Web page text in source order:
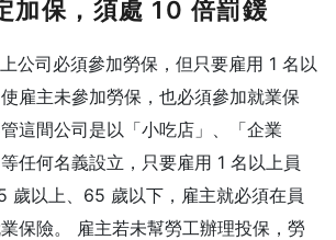
加保，須處 10 倍罰鍰
公司必須參加勞保，但只要雇用 1 名以
雇主未參加勞保，也必須參加就業保
這間公司是以「小吃店」、「企業
任何名義設立，只要雇用 1 名以上員
歲以上、65 歲以下，雇主就必須在員
保險。 雇主若未幫勞工辦理投保，勞